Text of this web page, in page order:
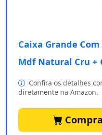
Caixa Grande
Mdf Natural Cru +
Confira os detalhes
diretamente na Amazon.